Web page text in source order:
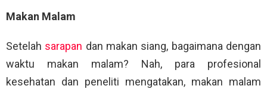
Makan Malam
Setelah sarapan dan makan siang, bagaimana dengan
waktu makan malam? Nah, para profesional
kesehatan dan peneliti mengatakan, makan malam